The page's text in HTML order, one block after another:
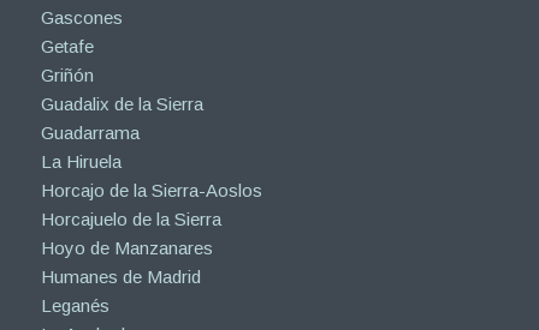
Gascones
Getafe
Griñón
Guadalix de la Sierra
Guadarrama
La Hiruela
Horcajo de la Sierra-Aoslos
Horcajuelo de la Sierra
Hoyo de Manzanares
Humanes de Madrid
Leganés